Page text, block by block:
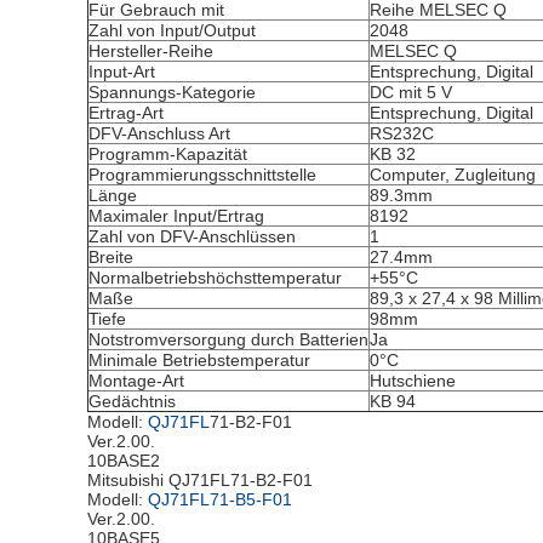
Für Gebrauch mit
Reihe MELSEC Q
Zahl von Input/Output
2048
Hersteller-Reihe
MELSEC Q
Input-Art
Entsprechung, Digital
Spannungs-Kategorie
DC mit 5 V
Ertrag-Art
Entsprechung, Digital
DFV-Anschluss Art
RS232C
Programm-Kapazität
KB 32
Programmierungsschnittstelle
Computer, Zugleitung
Länge
89.3mm
Maximaler Input/Ertrag
8192
Zahl von DFV-Anschlüssen
1
Breite
27.4mm
Normalbetriebshöchsttemperatur
+55°C
Maße
89,3 x 27,4 x 98
Tiefe
98mm
Notstromversorgung durch BatterienJa
Minimale Betriebstemperatur
0°C
Montage-Art
Hutschiene
Gedächtnis
KB 94
Modell: QJ71FL 71-B2-F01
Ver.2.00.
10BASE2
Mitsubishi QJ71FL71-B2-F01
Modell: QJ71FL71-B5-F01
Ver.2.00.
10BASE5